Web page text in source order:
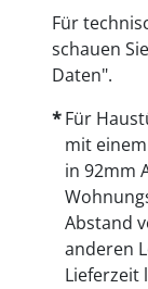
Für
schauen
Daten".
Für
mit
in 92mm
Abstand
anderen
Lieferzeit